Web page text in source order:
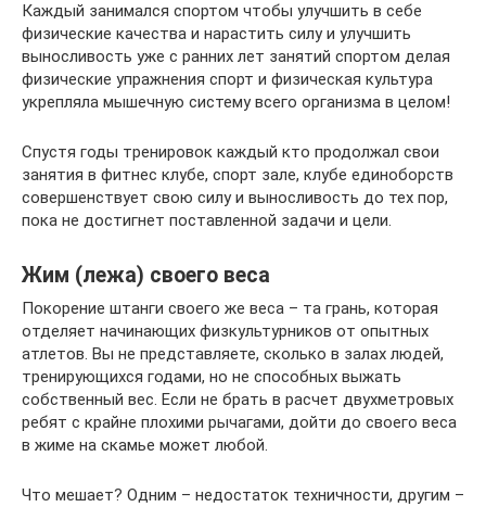
Каждый занимался спортом чтобы улучшить в себе
физические качества и нарастить силу и улучшить
выносливость уже с ранних лет занятий спортом делая
физические упражнения спорт и физическая культура
укрепляла мышечную систему всего организма в целом!
Спустя годы тренировок каждый кто продолжал свои
занятия в фитнес клубе, спорт зале, клубе единоборств
совершенствует свою силу и выносливость до тех пор,
пока не достигнет поставленной задачи и цели.
Жим (лежа) своего веса
Покорение штанги своего же веса – та грань, которая
отделяет начинающих физкультурников от опытных
атлетов. Вы не представляете, сколько в залах людей,
тренирующихся годами, но не способных выжать
собственный вес. Если не брать в расчет двухметровых
ребят с крайне плохими рычагами, дойти до своего веса
в жиме на скамье может любой.
Что мешает? Одним – недостаток техничности, другим –